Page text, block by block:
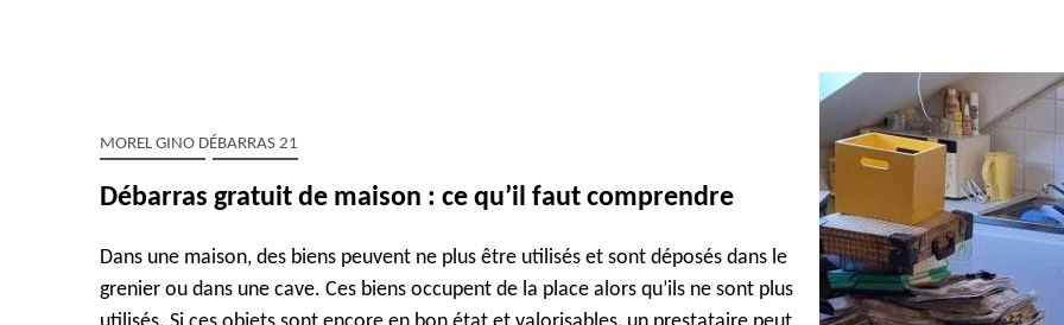
MOREL GINO DÉBARRAS 21
Débarras gratuit de maison : ce qu’il faut comprendre
Dans une maison, des biens peuvent ne plus être utilisés et sont déposés dans le
grenier ou dans une cave. Ces biens occupent de la place alors qu’ils ne sont plus